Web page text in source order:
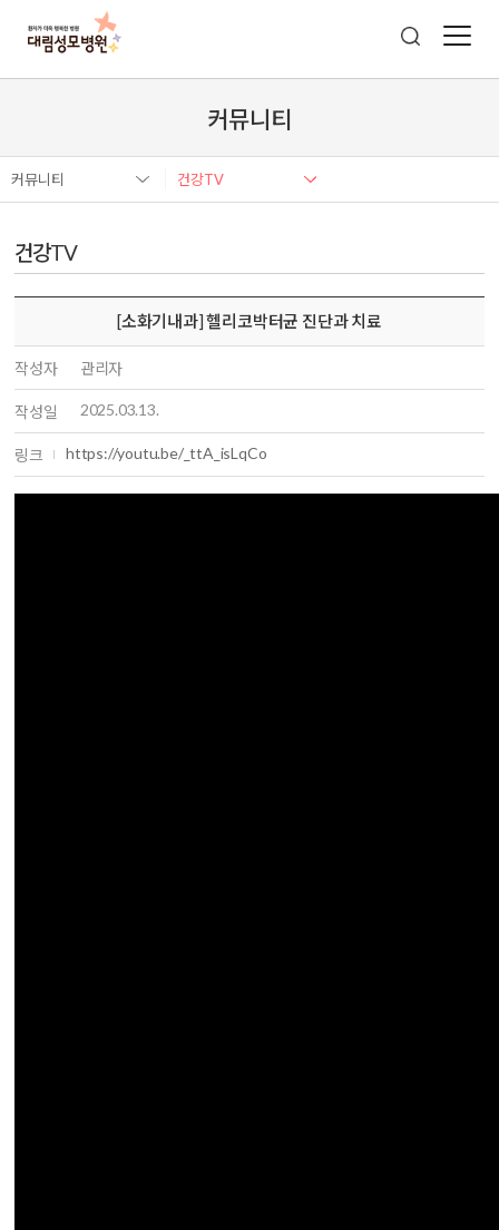
커뮤니티
커뮤니티 건강TV
건강TV
[소화기내과] 헬리코박터균 진단과 치료
작성자 관리자
작성일 2025.03.13.
링크 https://youtu.be/_ttA_isLqCo